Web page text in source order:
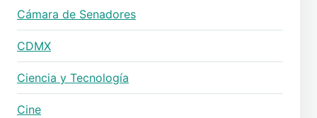
Cámara de Senadores
CDMX
Ciencia y Tecnología
Cine